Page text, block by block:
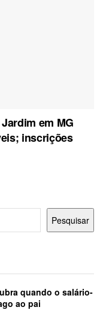
em MG
inscrições
Pesquisar
quando o salário-
ao pai